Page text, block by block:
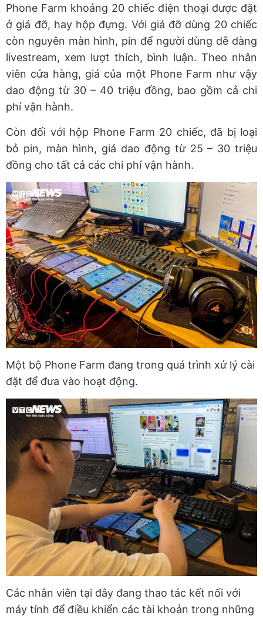
Phone Farm khoảng 20 chiếc điện thoại được đặt
ở giá đỡ, hay hộp đựng. Với giá đỡ dùng 20 chiếc
còn nguyên màn hình, pin để người dùng dễ dàng
livestream, xem lượt thích, bình luận. Theo nhân
viên cửa hàng, giá của một Phone Farm như vậy
dao động từ 30 – 40 triệu đồng, bao gồm cả chi
phí vận hành.
Còn đối với hộp Phone Farm 20 chiếc, đã bị loại
bỏ pin, màn hình, giá dao động từ 25 – 30 triệu
đồng cho tất cả các chi phí vận hành.
Một bộ Phone Farm đang trong quá trình xử lý cài
đặt để đưa vào hoạt động.
Các nhân viên tại đây đang thao tác kết nối với
máy tính để điều khiển các tài khoản trong những